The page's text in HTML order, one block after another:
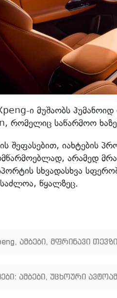
ი მუშაობს
რომელიც საწარმოო
შეფასებით, იახტების
არამედ
სხვადასხვა
წყალზეც.
, ამბები, მფრინავი თევზი
ამბები, უცხოური